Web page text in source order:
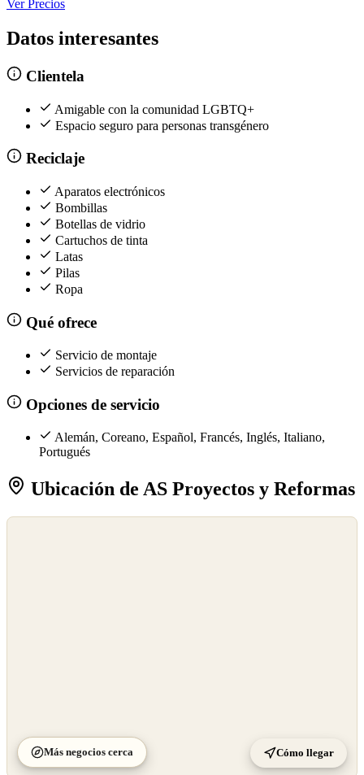
Ver Precios
Datos interesantes
Clientela
Amigable con la comunidad LGBTQ+
Espacio seguro para personas transgénero
Reciclaje
Aparatos electrónicos
Bombillas
Botellas de vidrio
Cartuchos de tinta
Latas
Pilas
Ropa
Qué ofrece
Servicio de montaje
Servicios de reparación
Opciones de servicio
Alemán, Coreano, Español, Francés, Inglés, Italiano,
Portugués
Ubicación de AS Proyectos y Reformas
Más negocios cerca Cómo llegar